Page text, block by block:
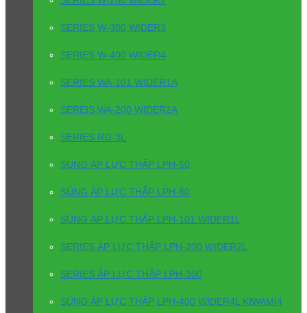
SERIES W-300 WIDER3
SERIES W-400 WIDER4
SERIES WA-101 WIDER1A
SEREIS WA-200 WIDER2A
SERIES RG-3L
SÚNG ÁP LỰC THẤP LPH-50
SÚNG ÁP LỰC THẤP LPH-80
SÚNG ÁP LỰC THẤP LPH-101 WIDER1L
SERIES ÁP LỰC THẤP LPH-200 WIDER2L
SERIES ÁP LỰC THẤP LPH-300
SÚNG ÁP LỰC THẤP LPH-400 WIDER4L KIWAMI4